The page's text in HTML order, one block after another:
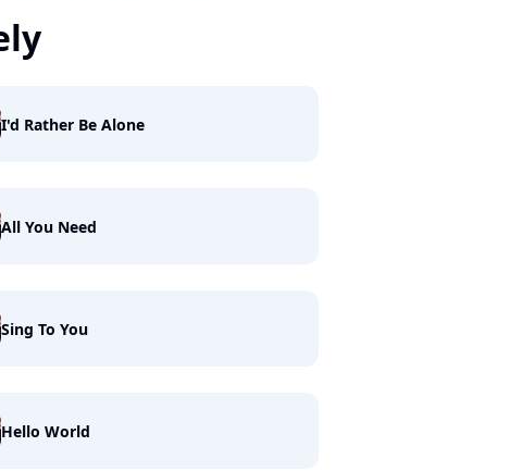
I'd Rather Be Alone
All You Need
Sing To You
Hello World